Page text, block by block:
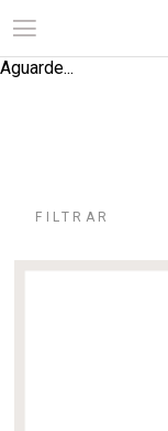
Aguarde...
FILTRAR